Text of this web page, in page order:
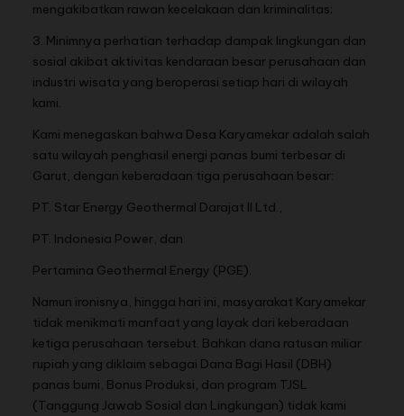
mengakibatkan rawan kecelakaan dan kriminalitas;
3. Minimnya perhatian terhadap dampak lingkungan dan
sosial akibat aktivitas kendaraan besar perusahaan dan
industri wisata yang beroperasi setiap hari di wilayah
kami.
Kami menegaskan bahwa Desa Karyamekar adalah salah
satu wilayah penghasil energi panas bumi terbesar di
Garut, dengan keberadaan tiga perusahaan besar:
PT. Star Energy Geothermal Darajat II Ltd.,
PT. Indonesia Power, dan
Pertamina Geothermal Energy (PGE).
Namun ironisnya, hingga hari ini, masyarakat Karyamekar
tidak menikmati manfaat yang layak dari keberadaan
ketiga perusahaan tersebut. Bahkan dana ratusan miliar
rupiah yang diklaim sebagai Dana Bagi Hasil (DBH)
panas bumi, Bonus Produksi, dan program TJSL
(Tanggung Jawab Sosial dan Lingkungan) tidak kami